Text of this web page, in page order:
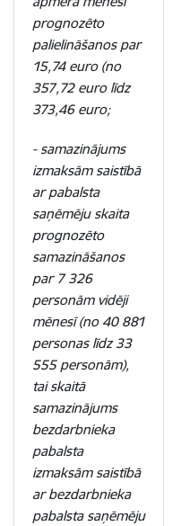
prognozēto
palielināšanos par
15,74 euro (no
357,72 euro līdz
373,46 euro;
- samazinājums
izmaksām saistībā
ar pabalsta
saņēmēju skaita
prognozēto
samazināšanos
par 7 326
personām vidēji
mēnesī (no 40 881
personas līdz 33
555 personām),
tai skaitā
samazinājums
bezdarbnieka
pabalsta
izmaksām saistībā
ar bezdarbnieka
pabalsta saņēmēju